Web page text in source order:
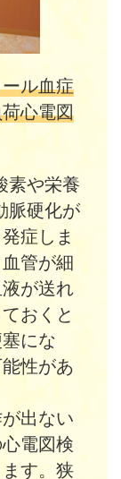
ル血症
心電図
素や栄養
脈硬化が
症しま
管が細
が送れ
おくと
にな
性があ
出ない
電図検
す。狭